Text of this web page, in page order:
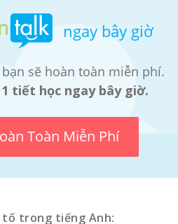
ngay bây giờ
sẽ hoàn toàn miễn phí.
tiết học ngay bây giờ.
Toàn Miễn Phí
tố trong tiếng Anh: